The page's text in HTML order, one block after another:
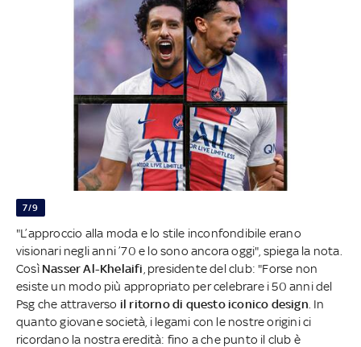
7/9
"L’approccio alla moda e lo stile inconfondibile erano
visionari negli anni ’70 e lo sono ancora oggi", spiega la nota.
Così Nasser Al-Khelaifi , presidente del club: "Forse non
esiste un modo più appropriato per celebrare i 50 anni del
Psg che attraverso il ritorno di questo iconico design . In
quanto giovane società, i legami con le nostre origini ci
ricordano la nostra eredità: fino a che punto il club è